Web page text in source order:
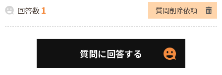
回答数1 質問削除依頼
質問に回答する